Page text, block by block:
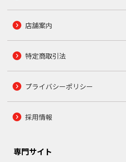
店舗案内
特定商取引法
プライバシーポリシー
採用情報
専門サイト